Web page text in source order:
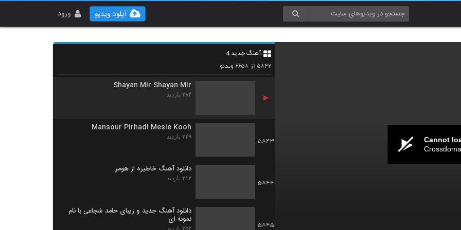
ورود آپلود ویدیو
Cannot
آهنگ جدید 4
۵۸۴۲ از ۶۶۵۸ویدئو
5841
موزیک زیبای با هم دوستیم از فرشید ادهمی
Shayan Mir Shayan Mir
۲۸۴ بازدید
5843
Mansour Pirhadi Mesle Kooh
۲۴۹ بازدید
5844
دانلود آهنگ خاطیره از هومر
۲۱۲ بازدید
5845
دانلود آهنگ جدید و زیبای حامد شجاعی با نام
نمونه ای
۲۵۲ بازدید